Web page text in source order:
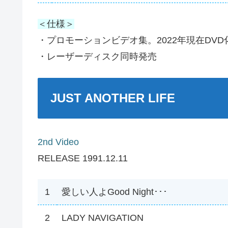
＜仕様＞
・プロモーションビデオ集。2022年現在DVD
・レーザーディスク同時発売
JUST ANOTHER LIFE
2nd Video
RELEASE 1991.12.11
1 愛しい人よGood Night･･･
2 LADY NAVIGATION